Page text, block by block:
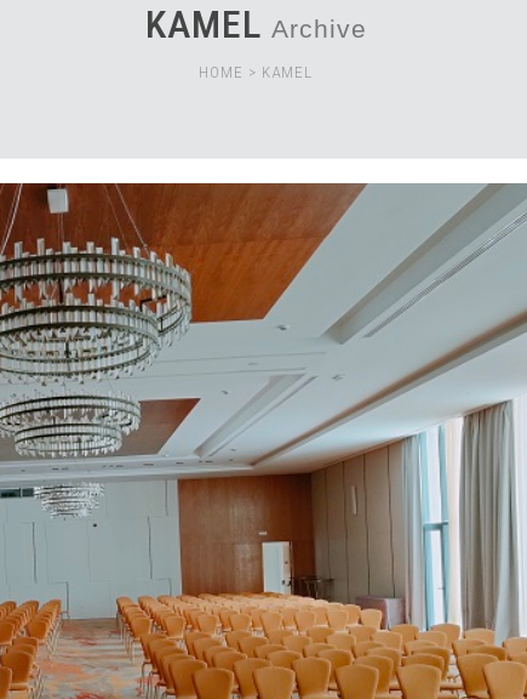
KAMEL Archive
HOME > KAMEL